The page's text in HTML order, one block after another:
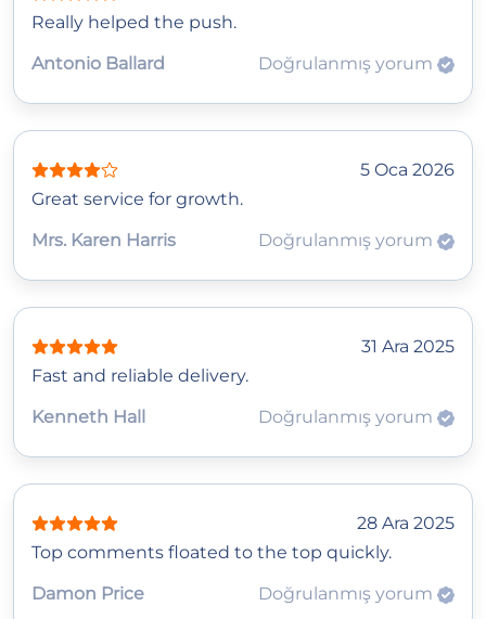
Really helped the push.
Antonio Ballard
Doğrulanmış yorum
5 Oca 2026
Great service for growth.
Mrs. Karen Harris
Doğrulanmış yorum
31 Ara 2025
Fast and reliable delivery.
Kenneth Hall
Doğrulanmış yorum
28 Ara 2025
Top comments floated to the top quickly.
Damon Price
Doğrulanmış yorum